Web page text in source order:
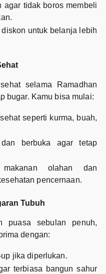
agar tidak boros membeli
untuk belanja lebih
selama Ramadhan
bugar. Kamu bisa mulai:
seperti kurma, buah,
berbuka agar tetap
makanan olahan dan
pencernaan.
Tubuh
puasa sebulan penuh,
dengan:
jika diperlukan.
terbiasa bangun sahur